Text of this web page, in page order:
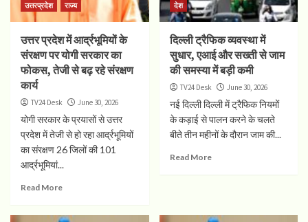
उत्तरप्रदेश राज्य
उत्तर प्रदेश में आर्द्रभूमियों के
संरक्षण पर योगी सरकार का
फोकस, तेजी से बढ़ रहे संरक्षण
कार्य
TV24 Desk June 30, 2026
योगी सरकार के प्रयासों से उत्तर
प्रदेश में तेजी से हो रहा आर्द्रभूमियों
का संरक्षण 26 जिलों की 101
आर्द्रभूमियां...
Read More
देश
दिल्ली ट्रैफिक व्यवस्था में
सुधार, एआई और सख्ती से जाम
की समस्या में बड़ी कमी
TV24 Desk June 30, 2026
नई दिल्ली दिल्ली में ट्रैफिक नियमों
के कड़ाई से पालन करने के चलते
बीते तीन महीनों के दौरान जाम की...
Read More